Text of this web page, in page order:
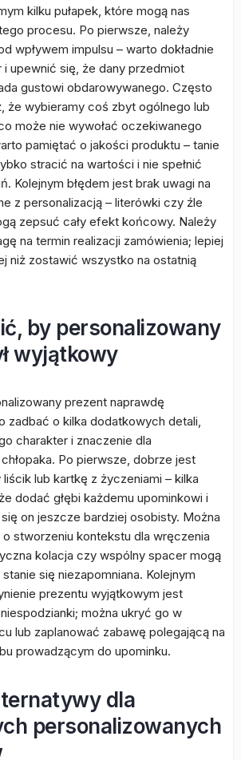
kilku pułapek, które mogą nas
procesu. Po pierwsze, należy
wpływem impulsu – warto dokładnie
upewnić się, że dany przedmiot
gustowi obdarowywanego. Często
że wybieramy coś zbyt ogólnego lub
może nie wywołać oczekiwanego
pamiętać o jakości produktu – tanie
stracić na wartości i nie spełnić
Kolejnym błędem jest brak uwagi na
z personalizacją – literówki czy źle
zepsuć cały efekt końcowy. Należy
na termin realizacji zamówienia; lepiej
niż zostawić wszystko na ostatnią
by personalizowany
wyjątkowy
prezent naprawdę
zadbać o kilka dodatkowych detali,
charakter i znaczenie dla
Po pierwsze, dobrze jest
lub kartkę z życzeniami – kilka
dodać głębi każdemu upominkowi i
on jeszcze bardziej osobisty. Można
stworzeniu kontekstu dla wręczenia
kolacja czy wspólny spacer mogą
się niezapomniana. Kolejnym
prezentu wyjątkowym jest
można ukryć go w
lub zaplanować zabawę polegającą na
prowadzącym do upominku.
dla
personalizowanych